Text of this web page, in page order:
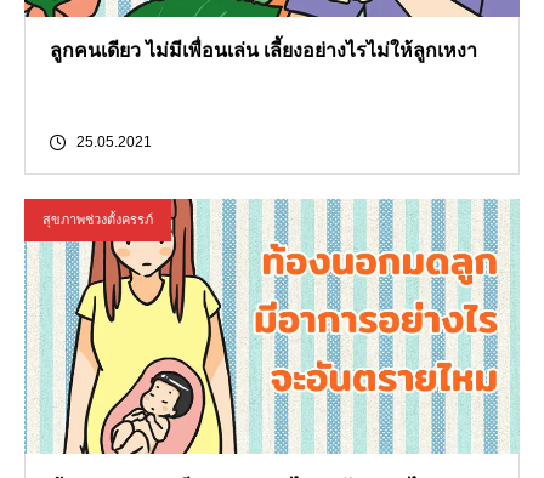
ลูกคนเดียว ไม่มีเพื่อนเล่น เลี้ยงอย่างไรไม่ให้ลูกเหงา
25.05.2021
สุขภาพช่วงตั้งครรภ์